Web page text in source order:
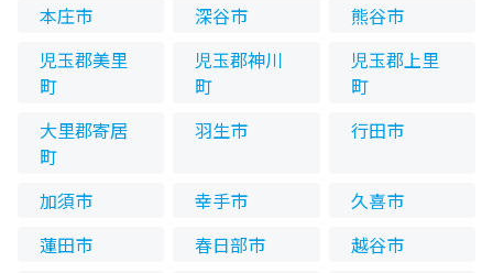
本庄市
深谷市
熊谷市
児玉郡美里
町
児玉郡神川
町
児玉郡上里
町
大里郡寄居
町
羽生市 行田市
加須市 幸手市
久喜市
蓮田市
春日部市
越谷市